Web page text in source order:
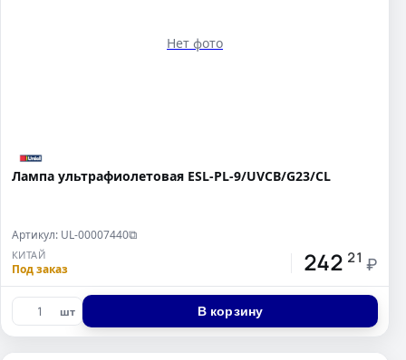
Нет фото
Лампа ультрафиолетовая ESL-PL-9/UVCB/G23/CL
Артикул: UL-00007440⧉
КИТАЙ
Под заказ 242 21 ₽
шт В корзину